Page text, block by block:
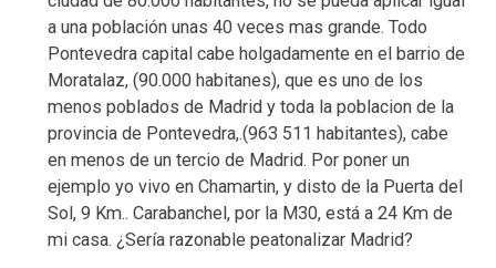
a una población unas 40 veces mas grande. Todo
Pontevedra capital cabe holgadamente en el barrio de
Moratalaz, (90.000 habitanes), que es uno de los
menos poblados de Madrid y toda la poblacion de la
provincia de Pontevedra,.(963 511 habitantes), cabe
en menos de un tercio de Madrid. Por poner un
ejemplo yo vivo en Chamartin, y disto de la Puerta del
Sol, 9 Km.. Carabanchel, por la M30, está a 24 Km de
mi casa. ¿Sería razonable peatonalizar Madrid?